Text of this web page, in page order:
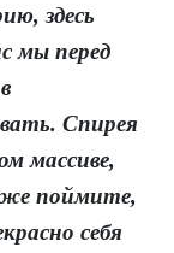
здесь
мы перед
Спирея
массиве,
поймите,
себя